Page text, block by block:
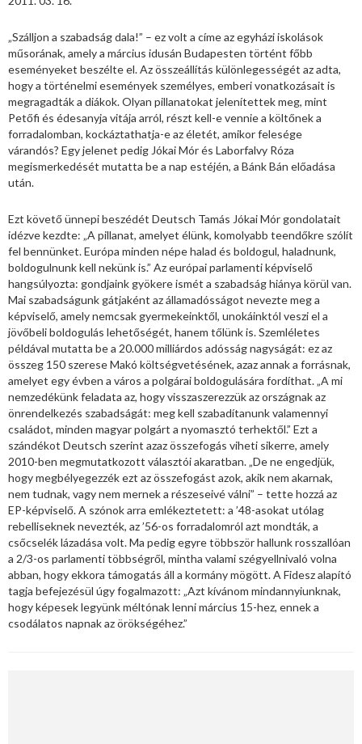
„Szálljon a szabadság dala!” – ez volt a címe az egyházi iskolások
műsorának, amely a március idusán Budapesten történt főbb
eseményeket beszélte el. Az összeállítás különlegességét az adta,
hogy a történelmi események személyes, emberi vonatkozásait is
megragadták a diákok. Olyan pillanatokat jelenítettek meg, mint
Petőfi és édesanyja vitája arról, részt kell-e vennie a költőnek a
forradalomban, kockáztathatja-e az életét, amikor felesége
várandós? Egy jelenet pedig Jókai Mór és Laborfalvy Róza
megismerkedését mutatta be a nap estéjén, a Bánk Bán előadása
után.
Ezt követő ünnepi beszédét Deutsch Tamás Jókai Mór gondolatait
idézve kezdte: „A pillanat, amelyet élünk, komolyabb teendőkre szólít
fel bennünket. Európa minden népe halad és boldogul, haladnunk,
boldogulnunk kell nekünk is.” Az európai parlamenti képviselő
hangsúlyozta: gondjaink gyökere ismét a szabadság hiánya körül van.
Mai szabadságunk gátjaként az államadósságot nevezte meg a
képviselő, amely nemcsak gyermekeinktől, unokáinktól veszi el a
jövőbeli boldogulás lehetőségét, hanem tőlünk is. Szemléletes
példával mutatta be a 20.000 milliárdos adósság nagyságát: ez az
összeg 150 szerese Makó költségvetésének, azaz annak a forrásnak,
amelyet egy évben a város a polgárai boldogulására fordíthat. „A mi
nemzedékünk feladata az, hogy visszaszerezzük az országnak az
önrendelkezés szabadságát: meg kell szabadítanunk valamennyi
családot, minden magyar polgárt a nyomasztó terhektől.” Ezt a
szándékot Deutsch szerint azaz összefogás viheti sikerre, amely
2010-ben megmutatkozott választói akaratban. „De ne engedjük,
hogy megbélyegezzék ezt az összefogást azok, akik nem akarnak,
nem tudnak, vagy nem mernek a részeseivé válni” – tette hozzá az
EP-képviselő. A szónok arra emlékeztetett: a ’48-asokat utólag
rebelliseknek nevezték, az ’56-os forradalomról azt mondták, a
csőcselék lázadása volt. Ma pedig egyre többször hallunk rosszallóan
a 2/3-os parlamenti többségről, mintha valami szégyellnivaló volna
abban, hogy ekkora támogatás áll a kormány mögött. A Fidesz alapító
tagja befejezésül úgy fogalmazott: „Azt kívánom mindannyiunknak,
hogy képesek legyünk méltónak lenni március 15-hez, ennek a
csodálatos napnak az örökségéhez.”